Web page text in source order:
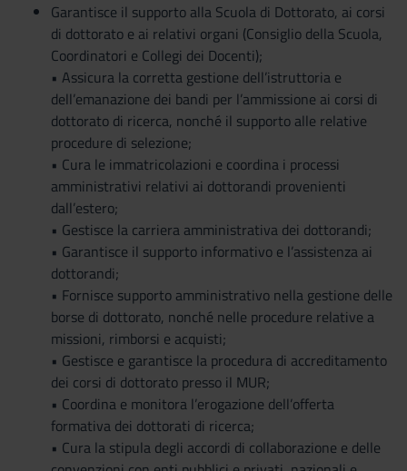
Garantisce il supporto alla Scuola di Dottorato, ai corsi
di dottorato e ai relativi organi (Consiglio della Scuola,
Coordinatori e Collegi dei Docenti);
• Assicura la corretta gestione dell’istruttoria e
dell’emanazione dei bandi per l’ammissione ai corsi di
dottorato di ricerca, nonché il supporto alle relative
procedure di selezione;
• Cura le immatricolazioni e coordina i processi
amministrativi relativi ai dottorandi provenienti
dall’estero;
• Gestisce la carriera amministrativa dei dottorandi;
• Garantisce il supporto informativo e l’assistenza ai
dottorandi;
• Fornisce supporto amministrativo nella gestione delle
borse di dottorato, nonché nelle procedure relative a
missioni, rimborsi e acquisti;
• Gestisce e garantisce la procedura di accreditamento
dei corsi di dottorato presso il MUR;
• Coordina e monitora l’erogazione dell’offerta
formativa dei dottorati di ricerca;
• Cura la stipula degli accordi di collaborazione e delle